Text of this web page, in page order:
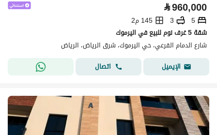
⃁960,000
5
3
145 م2
شقة 5 غرف نوم للبيع في اليرموك
شارع الدمام الفرعي، حي اليرموك، شرق الرياض، الرياض
الإيميل
اتصال